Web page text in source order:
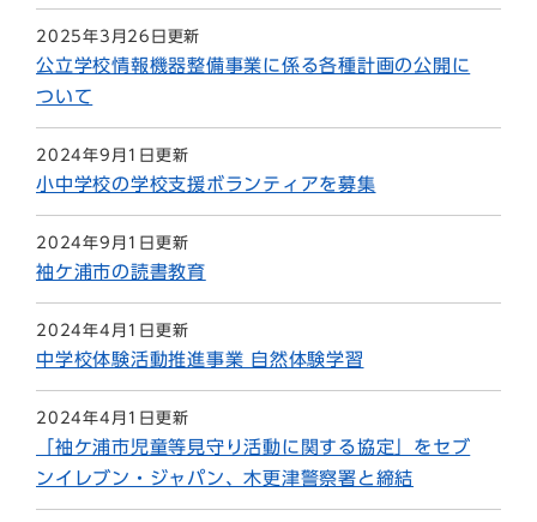
2025年3月26日更新
公立学校情報機器整備事業に係る各種計画の公開に
ついて
2024年9月1日更新
小中学校の学校支援ボランティアを募集
2024年9月1日更新
袖ケ浦市の読書教育
2024年4月1日更新
中学校体験活動推進事業 自然体験学習
2024年4月1日更新
「袖ケ浦市児童等見守り活動に関する協定」をセブ
ンイレブン・ジャパン、木更津警察署と締結